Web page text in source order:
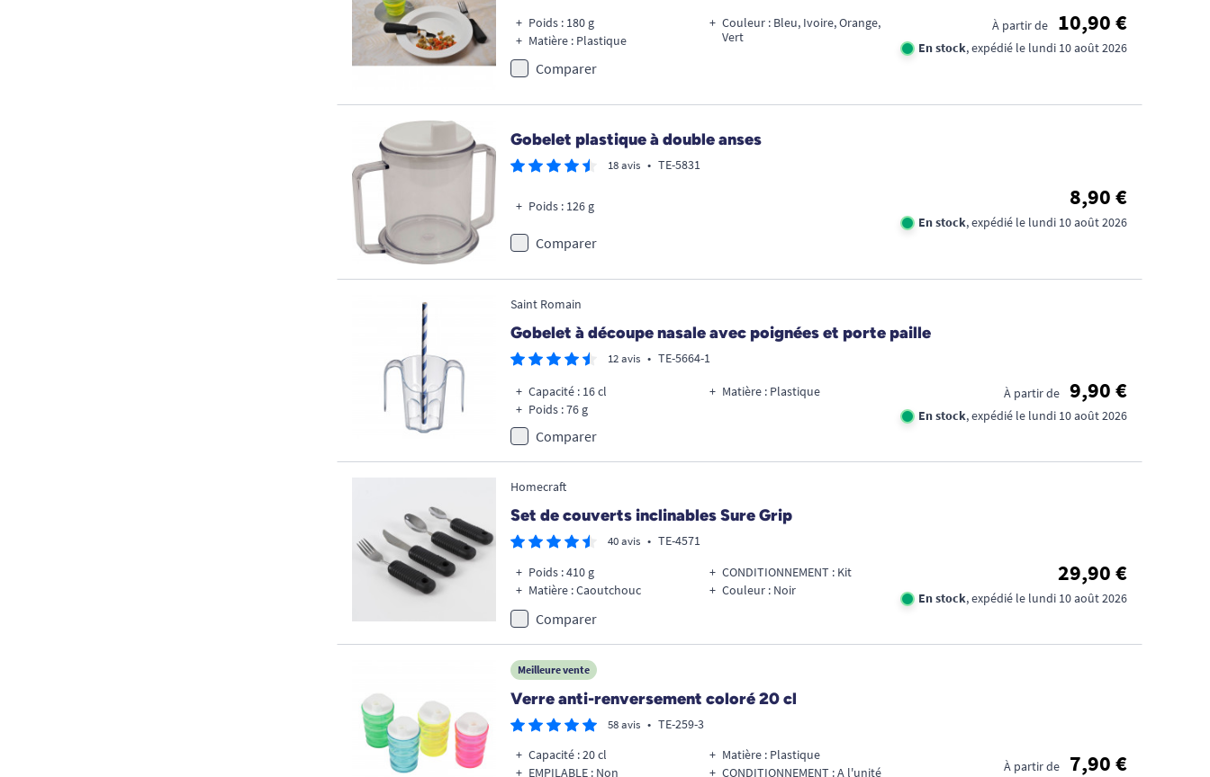
Poids : 180 g
Matière : Plastique
Couleur : Bleu, Ivoire, Orange,
Vert
À partir de 10,90 €
En stock, expédié le lundi 10 août 2026
Comparer
Gobelet plastique à double anses
18 avis • TE-5831
Poids : 126 g 8,90 €
En stock, expédié le lundi 10 août 2026
Comparer
Saint Romain
Gobelet à découpe nasale avec poignées et porte paille
12 avis • TE-5664-1
Capacité : 16 cl
Poids : 76 g
Matière : Plastique À partir de 9,90 €
En stock, expédié le lundi 10 août 2026
Comparer
Homecraft
Set de couverts inclinables Sure Grip
40 avis • TE-4571
Poids : 410 g
Matière : Caoutchouc
CONDITIONNEMENT : Kit
Couleur : Noir
29,90 €
En stock, expédié le lundi 10 août 2026
Comparer
Meilleure vente
Verre anti-renversement coloré 20 cl
58 avis • TE-259-3
Capacité : 20 cl
EMPILABLE : Non
Matière : Plastique
CONDITIONNEMENT : A l'unité
À partir de 7,90 €